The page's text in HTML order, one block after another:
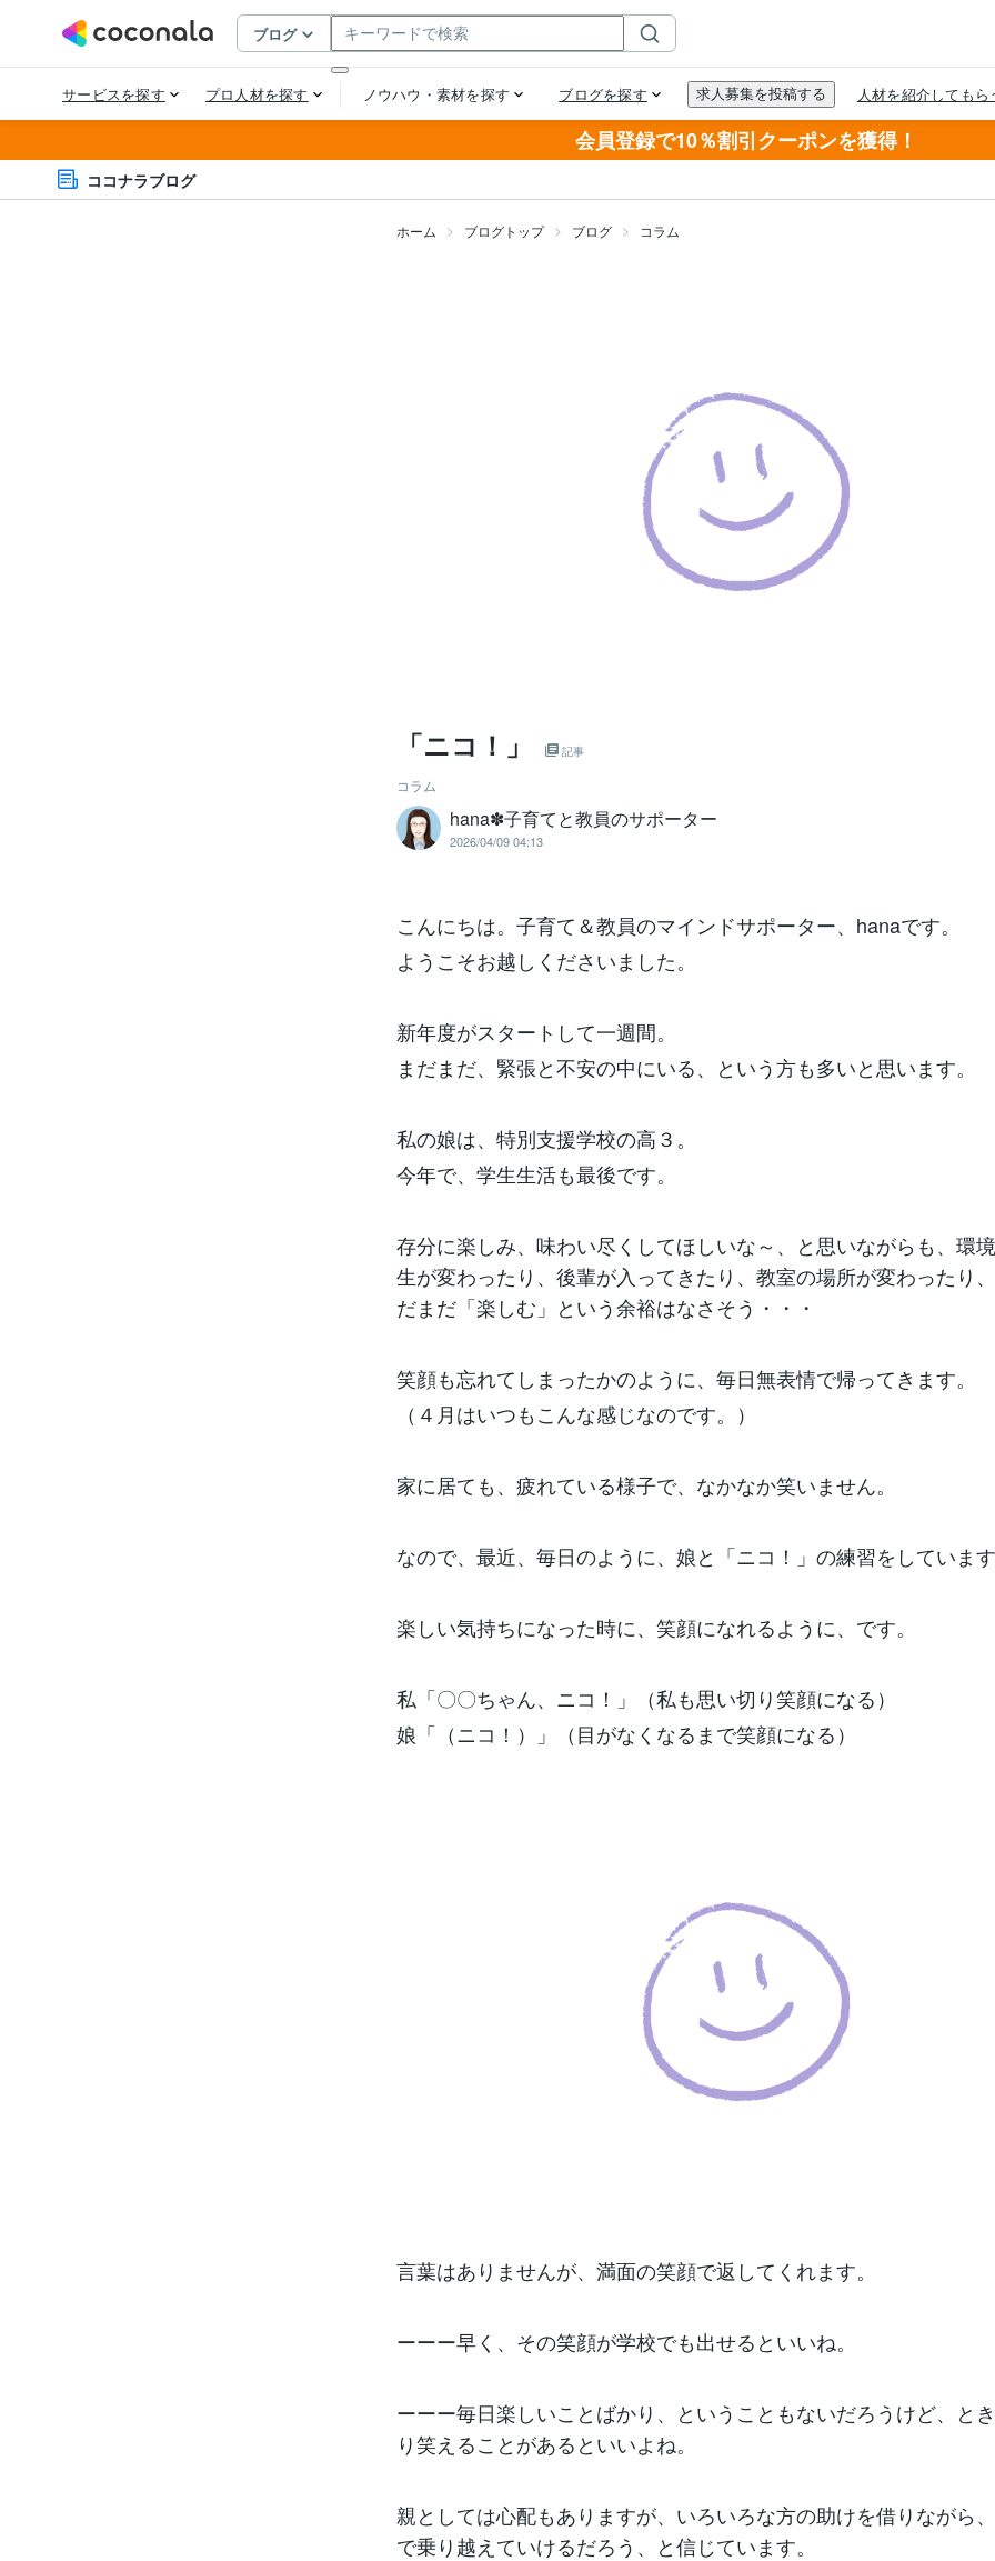
会員登録で10％割引クーポンを獲得！
ココナラブログ
ホーム ブログトップ ブログ コラム
「ニコ！」 記事
コラム
hana✽子育てと教員のサポーター
2026/04/09 04:13
こんにちは。子育て＆教員のマインドサポーター、hanaです。
ようこそお越しくださいました。
新年度がスタートして一週間。
まだまだ、緊張と不安の中にいる、という方も多いと思います。
私の娘は、特別支援学校の高３。
今年で、学生生活も最後です。
存分に楽しみ、味わい尽くしてほしいな～、と思いながらも、環
生が変わったり、後輩が入ってきたり、教室の場所が変わったり
だまだ「楽しむ」という余裕はなさそう・・・
笑顔も忘れてしまったかのように、毎日無表情で帰ってきます。
（４月はいつもこんな感じなのです。）
家に居ても、疲れている様子で、なかなか笑いません。
なので、最近、毎日のように、娘と「ニコ！」の練習をしていま
楽しい気持ちになった時に、笑顔になれるように、です。
私「〇〇ちゃん、ニコ！」（私も思い切り笑顔になる）
娘「（ニコ！）」（目がなくなるまで笑顔になる）
言葉はありませんが、満面の笑顔で返してくれます。
ーーー早く、その笑顔が学校でも出せるといいね。
ーーー毎日楽しいことばかり、ということもないだろうけど、と
り笑えることがあるといいよね。
親としては心配もありますが、いろいろな方の助けを借りながら
で乗り越えていけるだろう、と信じています。